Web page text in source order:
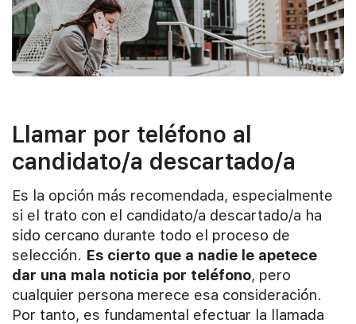
Llamar por teléfono al
candidato/a descartado/a
Es la opción más recomendada, especialmente
si el trato con el candidato/a descartado/a ha
sido cercano durante todo el proceso de
selección. Es cierto que a nadie le apetece
dar una mala noticia por teléfono, pero
cualquier persona merece esa consideración.
Por tanto, es fundamental efectuar la llamada